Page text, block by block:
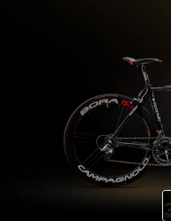
Past models that
Overview over every bike
chronological order.